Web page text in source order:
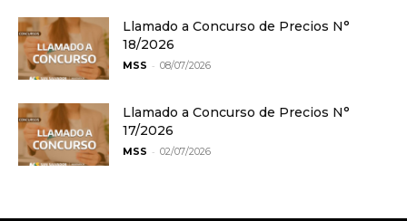
Llamado a Concurso de Precios N°
18/2026
MSS - 08/07/2026
Llamado a Concurso de Precios N°
17/2026
MSS - 02/07/2026